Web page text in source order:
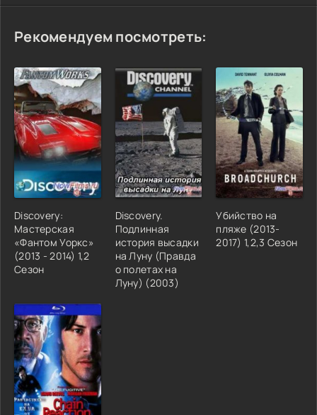
Рекомендуем посмотреть:
Discovery:
Мастерская
«Фантом Уоркс»
(2013 - 2014) 1,2
Сезон
Discovery.
Подлинная
история высадки
на Луну (Правда
о полетах на
Луну) (2003)
Убийство на
пляже (2013-
2017) 1,2,3 Сезон